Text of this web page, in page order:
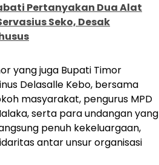
Pertanyakan Dua Alat
Seko, Desak
yang juga Bupati Timor
Delasalle Kebo, bersama
masyarakat, pengurus MPD
serta para undangan yang
penuh kekeluargaan,
antar unsur organisasi